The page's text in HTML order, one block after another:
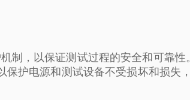
制，以保证测试过程的安全和可靠
护电源和测试设备不受损坏和损失